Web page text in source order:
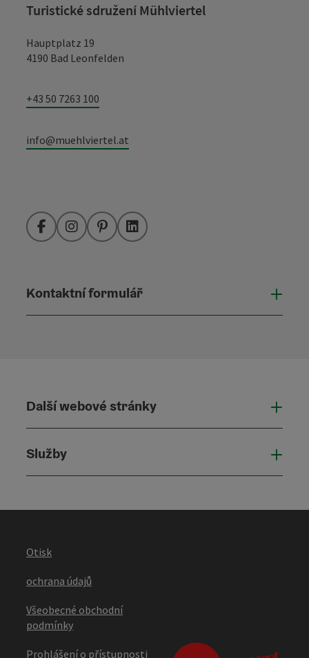
Turistické sdružení Mühlviertel
Hauptplatz 19
4190 Bad Leonfelden
+43 50 7263 100
info@muehlviertel.at
FacebookInstagramPinterestLinkedIn
Kontaktní formulář
Další webové stránky
Služby
Otisk
ochrana údajů
Všeobecné obchodní
podmínky
Prohlášení o přístupnosti